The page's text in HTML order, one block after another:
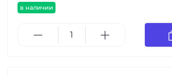
в наличии